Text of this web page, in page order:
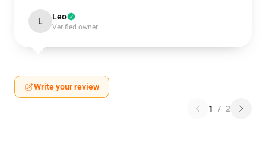
L Leo
Verified owner
Write your review
1 / 2